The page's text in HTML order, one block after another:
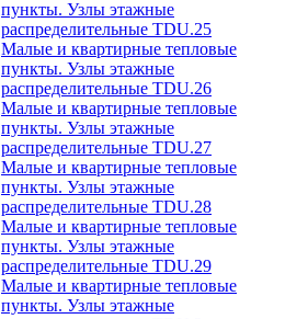
пункты. Узлы этажные
распределительные TDU.25
Малые и квартирные тепловые
пункты. Узлы этажные
распределительные TDU.26
Малые и квартирные тепловые
пункты. Узлы этажные
распределительные TDU.27
Малые и квартирные тепловые
пункты. Узлы этажные
распределительные TDU.28
Малые и квартирные тепловые
пункты. Узлы этажные
распределительные TDU.29
Малые и квартирные тепловые
пункты. Узлы этажные